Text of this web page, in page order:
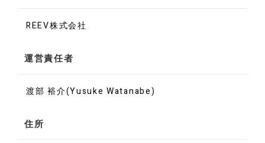
REEV株式会社
運営責任者
渡部 裕介(Yusuke Watanabe)
住所